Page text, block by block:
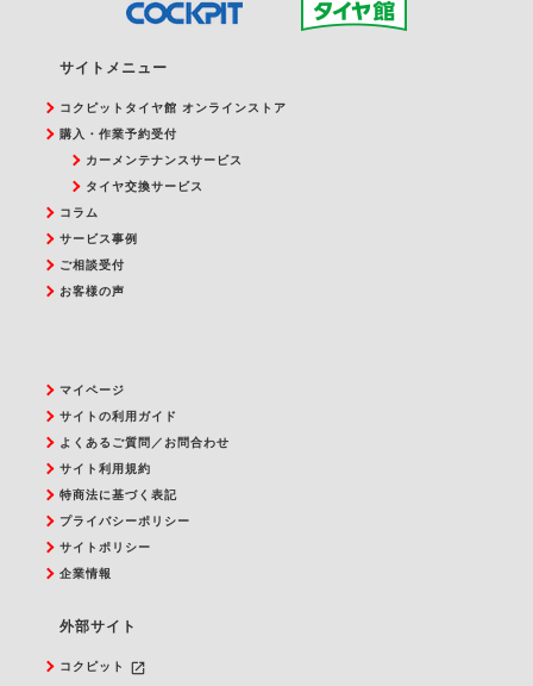
サイトメニュー
コクピットタイヤ館 オンラインストア
購入・作業予約受付
カーメンテナンスサービス
タイヤ交換サービス
コラム
サービス事例
ご相談受付
お客様の声
マイページ
サイトの利用ガイド
よくあるご質問／お問合わせ
サイト利用規約
特商法に基づく表記
プライバシーポリシー
サイトポリシー
企業情報
外部サイト
コクピット
launch